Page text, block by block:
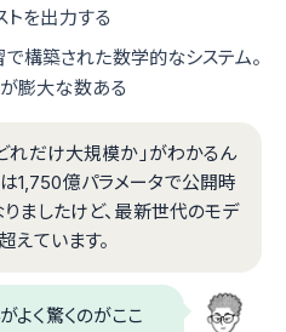
トを出力する
構築された数学的なシステム。
膨大な数ある
れだけ大規模か」がわかるん
1,750億パラメータで公開時
ましたけど、最新世代のモデ
えています。
よく驚くのがここ